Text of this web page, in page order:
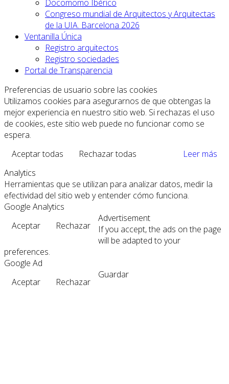
Docomomo Ibérico
Congreso mundial de Arquitectos y Arquitectas
de la UIA. Barcelona 2026
Ventanilla Única
Registro arquitectos
Registro sociedades
Portal de Transparencia
Preferencias de usuario sobre las cookies
Utilizamos cookies para asegurarnos de que obtengas la
mejor experiencia en nuestro sitio web. Si rechazas el uso
de cookies, este sitio web puede no funcionar como se
espera.
Aceptar todas
Rechazar todas
Leer más
Analytics
Herramientas que se utilizan para analizar datos, medir la
efectividad del sitio web y entender cómo funciona.
Google Analytics
Aceptar
Rechazar
Advertisement
If you accept, the ads on the page
will be adapted to your
preferences.
Google Ad
Aceptar
Rechazar
Guardar